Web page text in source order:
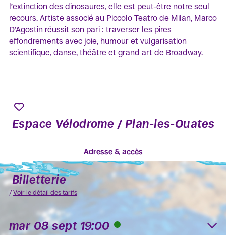
l’extinction des dinosaures, elle est peut-être notre seul
recours. Artiste associé au Piccolo Teatro de Milan, Marco
D’Agostin réussit son pari : traverser les pires
effondrements avec joie, humour et vulgarisation
scientifique, danse, théâtre et grand art de Broadway.
Espace Vélodrome / Plan-les-Ouates
Adresse & accès
Billetterie
/Voir le détail des tarifs
mar 08 sept 19:00